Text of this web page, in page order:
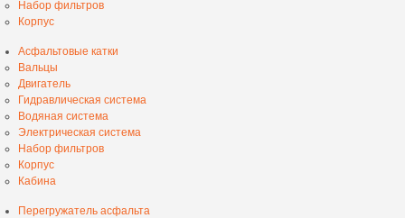
Набор фильтров
Корпус
Асфальтовые катки
Вальцы
Двигатель
Гидравлическая система
Водяная система
Электрическая система
Набор фильтров
Корпус
Кабина
Перегружатель асфальта